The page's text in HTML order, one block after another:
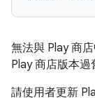
無法與 Play 商
Play 商店版本過
請使用者更新